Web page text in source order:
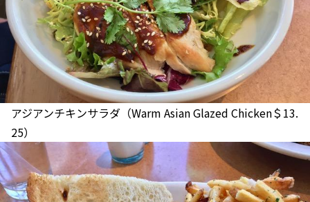
アジアンチキンサラダ（Warm Asian Glazed Chicken＄13.
25）